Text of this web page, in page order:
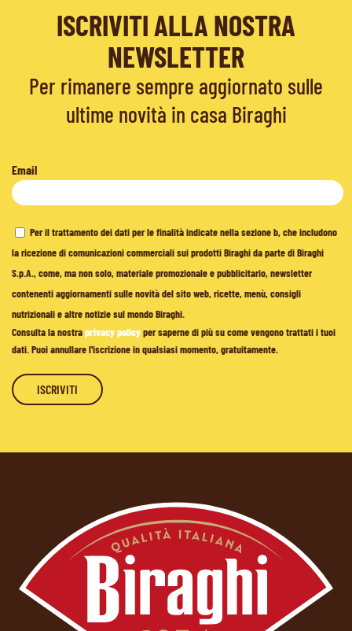
ISCRIVITI ALLA NOSTRA
NEWSLETTER
Per rimanere sempre aggiornato sulle
ultime novità in casa Biraghi
Email
Per il trattamento dei dati per le finalità indicate nella sezione b, che includono
la ricezione di comunicazioni commerciali sui prodotti Biraghi da parte di Biraghi
S.p.A., come, ma non solo, materiale promozionale e pubblicitario, newsletter
contenenti aggiornamenti sulle novità del sito web, ricette, menù, consigli
nutrizionali e altre notizie sul mondo Biraghi.
Consulta la nostraprivacy policyper saperne di più su come vengono trattati i tuoi
dati. Puoi annullare l'iscrizione in qualsiasi momento, gratuitamente.